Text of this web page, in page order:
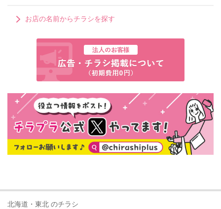
お店の名前からチラシを探す
北海道・東北 のチラシ